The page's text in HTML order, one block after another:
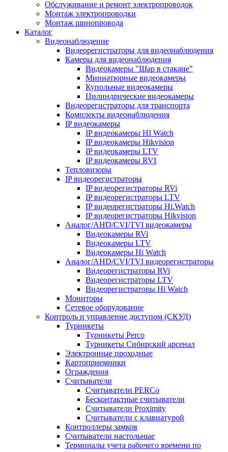
Обслуживание и ремонт электропроводок
Монтаж электропроводки
Монтаж шинопровода
Каталог
Видеонаблюдение
Видеорегистраторы для видеонаблюдения
Камеры для видеонаблюдения
Видеокамеры "Шар в стакане"
Миниатюрные видеокамеры
Купольные видеокамеры
Цилиндрические видеокамеры
Видеорегистраторы для транспорта
Комплекты видеонаблюдения
IP видеокамеры
IP видеокамеры HI Watch
IP видеокамеры Hikvision
IP видеокамеры LTV
IP видеокамеры RVI
Тепловизоры
IP видеорегистраторы
IP видеорегистраторы RVi
IP видеорегистраторы LTV
IP видеорегистраторы Hi.Watch
IP видеорегистраторы Hikvision
Аналог/AHD/CVI/TVI видеокамеры
Видеокамеры RVi
Видеокамеры LTV
Видеокамеры Hi Watch
Аналог/AHD/CVI/TVI видеорегистраторы
Видеорегистраторы RVi
Видеорегистраторы LTV
Видеорегистраторы Hi Watch
Мониторы
Сетевое оборудование
Контроль и управление доступом (СКУД)
Турникеты
Турникеты Perco
Турникеты Сибирский арсенал
Электронные проходные
Картоприемники
Ограждения
Считыватели
Считыватели PERCo
Бесконтактные считыватели
Считыватели Proximity
Считыватели с клавиатурой
Контроллеры замков
Считыватели настольные
Терминалы учета рабочего времени по